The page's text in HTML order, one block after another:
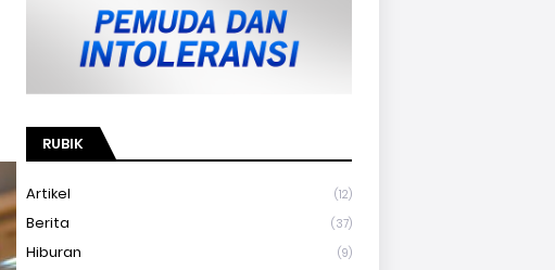
RUBIK
Artikel (12)
Berita (37)
Hiburan (9)